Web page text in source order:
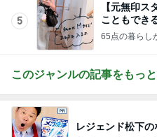
5
【元無印ス
こともでき
65点の暮らし
このジャンルの記事をもっ
レジェンド松下の